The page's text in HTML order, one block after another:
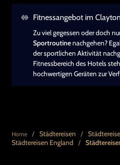
Fitnessangebot im
Zu viel gegessen oder doch
Sportroutinenachgehen?
der sportlichen Aktivität
Fitnessbereich des Hotels
hochwertigen Geräten zur
Home / Städtereisen /
Städtereisen England
/